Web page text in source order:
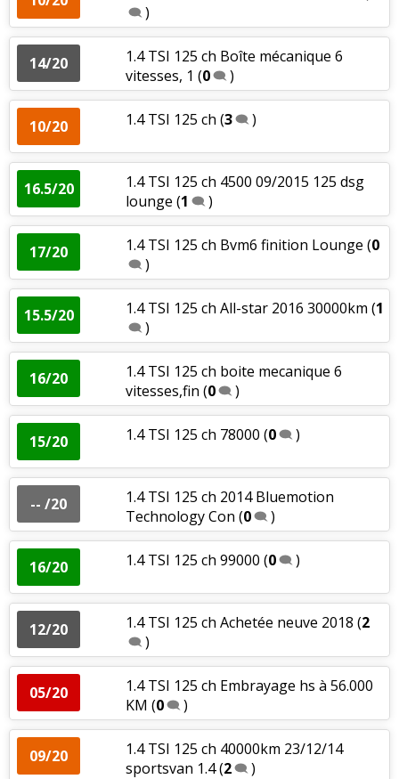
)
14/20
1.4 TSI 125 ch Boîte mécanique 6
vitesses, 1 (0 )
10/20 1.4 TSI 125 ch (3 )
16.5/20
1.4 TSI 125 ch 4500 09/2015 125 dsg
lounge (1 )
17/20 1.4 TSI 125 ch Bvm6 finition Lounge (0
)
15.5/20 1.4 TSI 125 ch All-star 2016 30000km (1
)
16/20
1.4 TSI 125 ch boite mecanique 6
vitesses,fin (0 )
15/20 1.4 TSI 125 ch 78000 (0 )
-- /20
1.4 TSI 125 ch 2014 Bluemotion
Technology Con (0 )
16/20 1.4 TSI 125 ch 99000 (0 )
12/20 1.4 TSI 125 ch Achetée neuve 2018 (2
)
05/20
1.4 TSI 125 ch Embrayage hs à 56.000
KM (0 )
09/20
1.4 TSI 125 ch 40000km 23/12/14
sportsvan 1.4(2 )